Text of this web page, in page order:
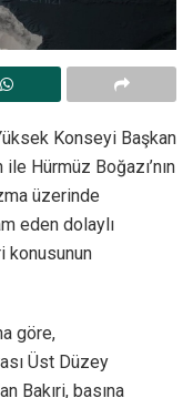
Konseyi Başkan
Hürmüz Boğazı’nın
üzerinde
eden dolaylı
konusunun
göre,
Üst Düzey
Bakıri, basına